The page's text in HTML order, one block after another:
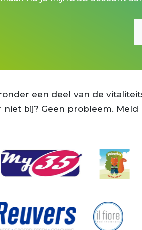
vitaliteits-
vitaliteits-
trailrun
stretch &
stressoloog
stoombad
squash
een deel van de
niet bij? Geen probleem. Meld